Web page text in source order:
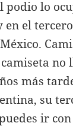
lo
en el
no
más
su
ir con